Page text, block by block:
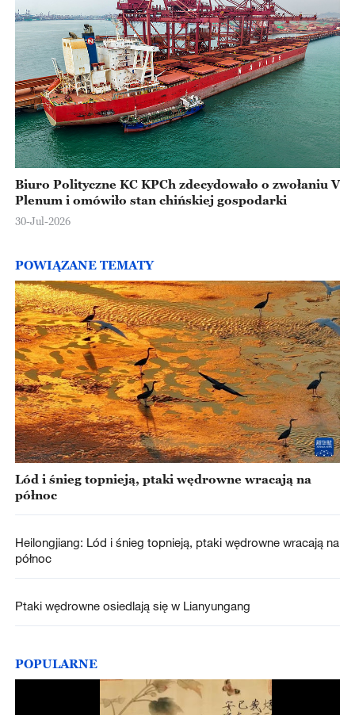
Biuro Polityczne KC KPCh zdecydowało o zwołaniu V
Plenum i omówiło stan chińskiej gospodarki
30-Jul-2026
POWIĄZANE TEMATY
Lód i śnieg topnieją, ptaki wędrowne wracają na
północ
Heilongjiang: Lód i śnieg topnieją, ptaki wędrowne wracają na
północ
Ptaki wędrowne osiedlają się w Lianyungang
POPULARNE